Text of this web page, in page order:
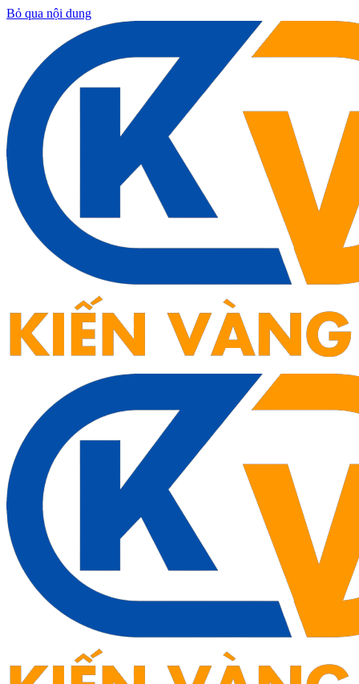
Bỏ qua nội dung